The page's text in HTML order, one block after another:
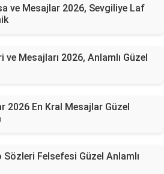
ve Mesajlar 2026, Sevgiliye Laf
ve Mesajları 2026, Anlamlı Güzel
2026 En Kral Mesajlar Güzel
Felsefesi Güzel Anlamlı